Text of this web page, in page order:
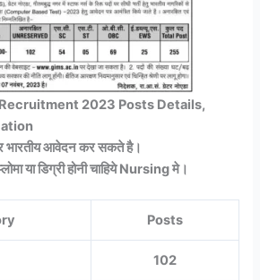
2023 Posts Details,
भारतीय आवेदन कर सकते है।
या डिग्री होनी चाहिये Nursing मे।
Posts
102